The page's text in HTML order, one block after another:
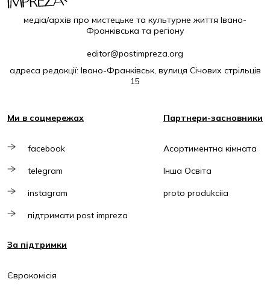
медіа/архів про мистецьке та культурне життя Івано-
Франківська та регіону
editor@postimpreza.org
адреса редакції: Івано-Франківськ, вулиця Січових стрільців
15
Ми в соцмережах
facebook
telegram
instagram
підтримати post impreza
Партнери-засновники
Асортиментна кімната
Інша Освіта
proto produkciia
За підтримки
Єврокомісія